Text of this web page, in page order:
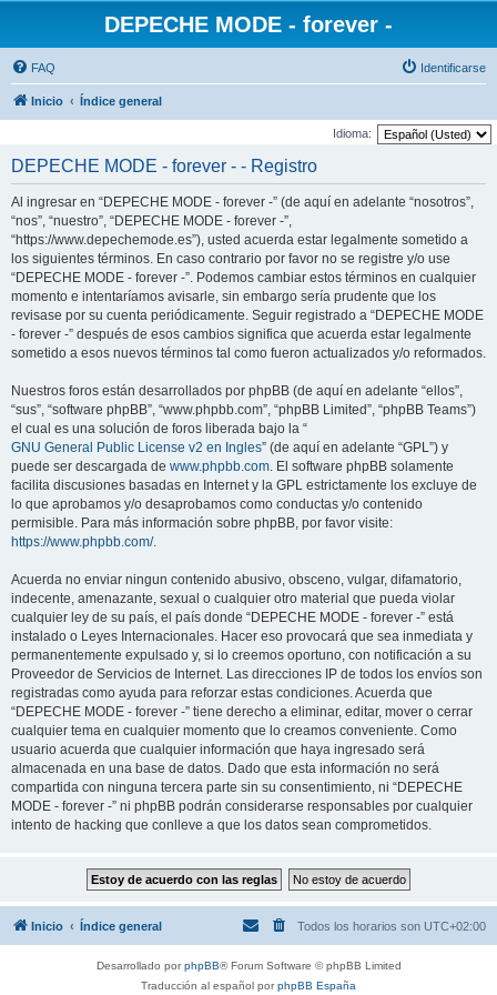
DEPECHE MODE - forever -
FAQ Identificarse
Inicio Índice general
Idioma:
DEPECHE MODE - forever - - Registro
Al ingresar en “DEPECHE MODE - forever -” (de aquí en adelante “nosotros”,
“nos”, “nuestro”, “DEPECHE MODE - forever -”,
“https://www.depechemode.es”), usted acuerda estar legalmente sometido a
los siguientes términos. En caso contrario por favor no se registre y/o use
“DEPECHE MODE - forever -”. Podemos cambiar estos términos en cualquier
momento e intentaríamos avisarle, sin embargo sería prudente que los
revisase por su cuenta periódicamente. Seguir registrado a “DEPECHE MODE
- forever -” después de esos cambios significa que acuerda estar legalmente
sometido a esos nuevos términos tal como fueron actualizados y/o reformados.
Nuestros foros están desarrollados por phpBB (de aquí en adelante “ellos”,
“sus”, “software phpBB”, “www.phpbb.com”, “phpBB Limited”, “phpBB Teams”)
el cual es una solución de foros liberada bajo la “
GNU General Public License v2 en Ingles” (de aquí en adelante “GPL”) y
puede ser descargada de www.phpbb.com. El software phpBB solamente
facilita discusiones basadas en Internet y la GPL estrictamente los excluye de
lo que aprobamos y/o desaprobamos como conductas y/o contenido
permisible. Para más información sobre phpBB, por favor visite:
https://www.phpbb.com/.
Acuerda no enviar ningun contenido abusivo, obsceno, vulgar, difamatorio,
indecente, amenazante, sexual o cualquier otro material que pueda violar
cualquier ley de su país, el país donde “DEPECHE MODE - forever -” está
instalado o Leyes Internacionales. Hacer eso provocará que sea inmediata y
permanentemente expulsado y, si lo creemos oportuno, con notificación a su
Proveedor de Servicios de Internet. Las direcciones IP de todos los envíos son
registradas como ayuda para reforzar estas condiciones. Acuerda que
“DEPECHE MODE - forever -” tiene derecho a eliminar, editar, mover o cerrar
cualquier tema en cualquier momento que lo creamos conveniente. Como
usuario acuerda que cualquier información que haya ingresado será
almacenada en una base de datos. Dado que esta información no será
compartida con ninguna tercera parte sin su consentimiento, ni “DEPECHE
MODE - forever -” ni phpBB podrán considerarse responsables por cualquier
intento de hacking que conlleve a que los datos sean comprometidos.
Inicio Índice general Todos los horarios son UTC+02:00
Desarrollado porphpBB® Forum Software © phpBB Limited
Traducción al español porphpBB España